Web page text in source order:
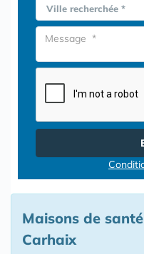
Ville recherchée *
Maisons de
Carhaix